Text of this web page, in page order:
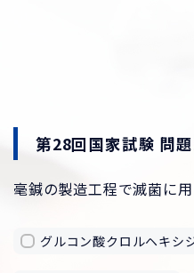
第28回国家試験 問
毫鍼の製造工程で滅菌に用
グルコン酸クロルヘキシ